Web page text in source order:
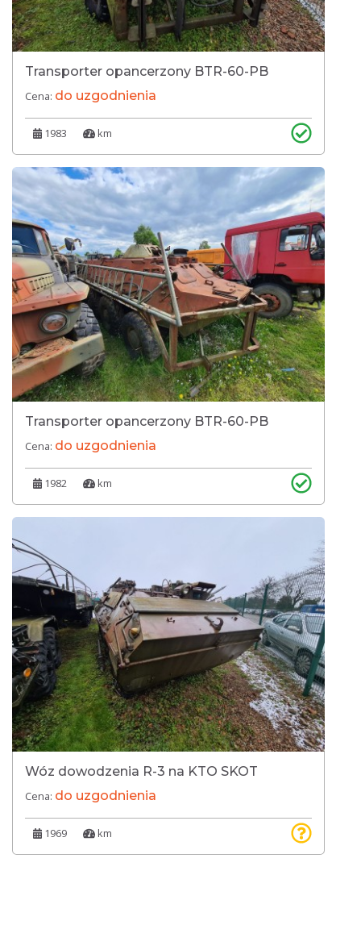
Transporter opancerzony BTR-60-PB
Cena: do uzgodnienia
1983 km
Transporter opancerzony BTR-60-PB
Cena: do uzgodnienia
1982 km
Wóz dowodzenia R-3 na KTO SKOT
Cena: do uzgodnienia
1969 km